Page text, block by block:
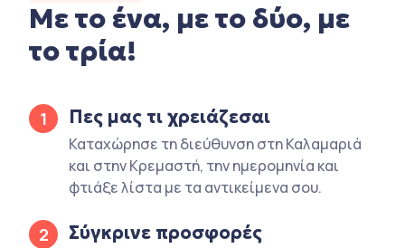
Με το ένα, με το δύο, με
το τρία!
1 Πες μας τι χρειάζεσαι
Καταχώρησε τη διεύθυνση στη Καλαμαριά
και στην Κρεμαστή, την ημερομηνία και
φτιάξε λίστα με τα αντικείμενα σου.
2 Σύγκρινε προσφορές